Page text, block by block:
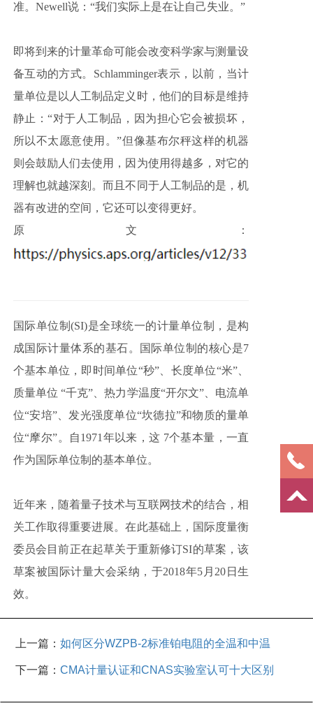
准。Newell说：“我们实际上是在让自己失业。”
即将到来的计量革命可能会改变科学家与测量设
备互动的方式。Schlamminger表示，以前，当计
量单位是以人工制品定义时，他们的目标是维持
静止：“对于人工制品，因为担心它会被损坏，
所以不太愿意使用。”但像基布尔秤这样的机器
则会鼓励人们去使用，因为使用得越多，对它的
理解也就越深刻。而且不同于人工制品的是，机
器有改进的空间，它还可以变得更好。
原文：
国际单位制(SI)是全球统一的计量单位制，是构
成国际计量体系的基石。国际单位制的核心是7
个基本单位，即时间单位“秒”、长度单位“米”、
质量单位 “千克”、热力学温度“开尔文”、电流单
位“安培”、发光强度单位“坎德拉”和物质的量单
位“摩尔”。自1971年以来，这 7个基本量，一直
作为国际单位制的基本单位。
近年来，随着量子技术与互联网技术的结合，相
关工作取得重要进展。在此基础上，国际度量衡
委员会目前正在起草关于重新修订SI的草案，该
草案被国际计量大会采纳，于2018年5月20日生
效。
上一篇：如何区分WZPB-2标准铂电阻的全温和中温
下一篇：CMA计量认证和CNAS实验室认可十大区别